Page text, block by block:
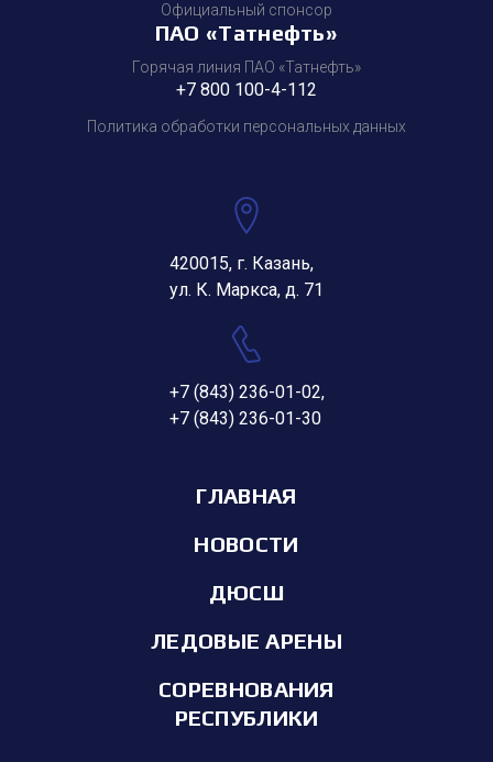
Официальный спонсор
ПАО «Татнефть»
Горячая линия ПАО «Татнефть»
+7 800 100-4-112
Политика обработки персональных данных
420015, г. Казань,
ул. К. Маркса, д. 71
+7 (843) 236-01-02,
+7 (843) 236-01-30
ГЛАВНАЯ
НОВОСТИ
ДЮСШ
ЛЕДОВЫЕ АРЕНЫ
СОРЕВНОВАНИЯ
РЕСПУБЛИКИ